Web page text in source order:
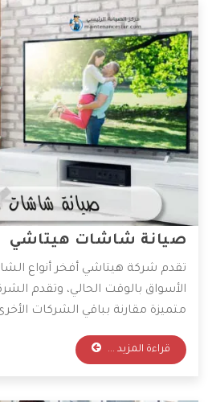
صيانة شاشات هيتاشي
تقدم شركة هيتاشي أفخر أنواع
الأسواق بالوقت الحالي، وتقدم
متميزة مقارنة بباقي الشركات
العملاء التعامل مع هذه الشركة
كسب ثقة العملاء واكتساب
قراءة المزيد ...